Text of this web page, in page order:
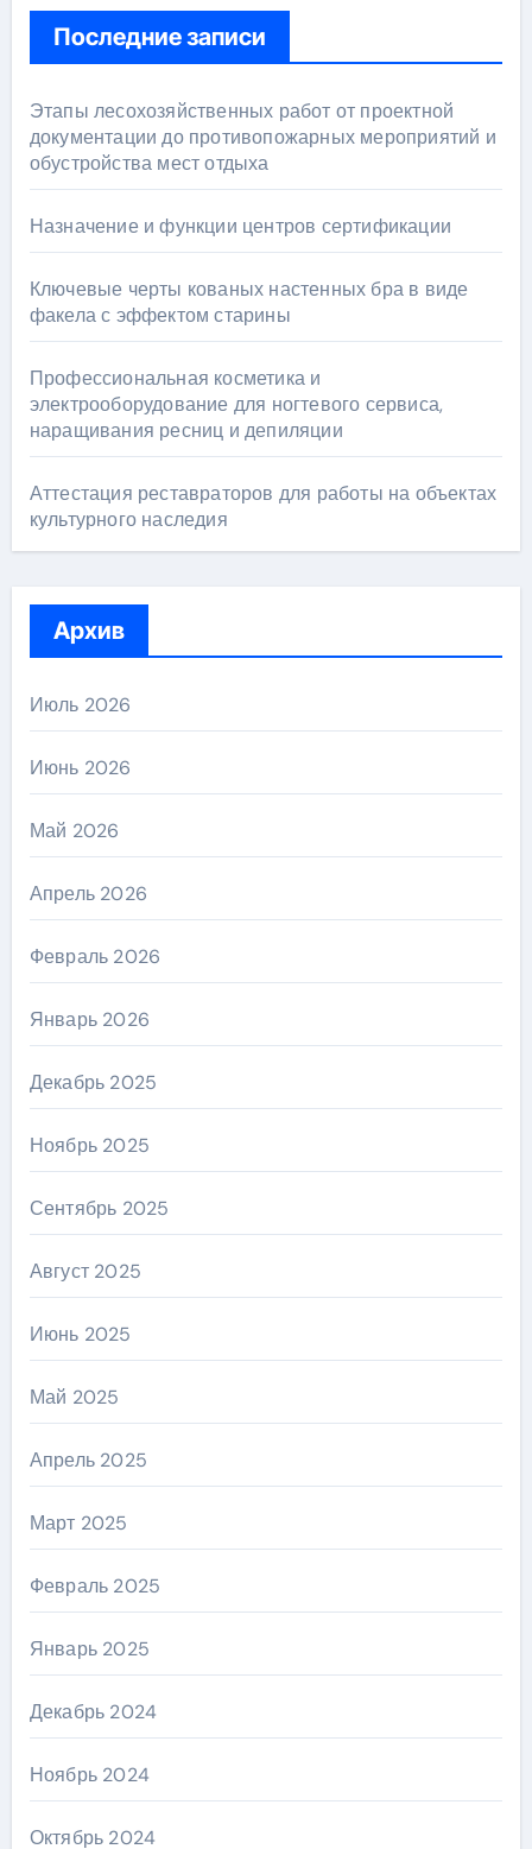
Последние записи
Этапы лесохозяйственных работ от проектной
документации до противопожарных мероприятий и
обустройства мест отдыха
Назначение и функции центров сертификации
Ключевые черты кованых настенных бра в виде
факела с эффектом старины
Профессиональная косметика и
электрооборудование для ногтевого сервиса,
наращивания ресниц и депиляции
Аттестация реставраторов для работы на объектах
культурного наследия
Архив
Июль 2026
Июнь 2026
Май 2026
Апрель 2026
Февраль 2026
Январь 2026
Декабрь 2025
Ноябрь 2025
Сентябрь 2025
Август 2025
Июнь 2025
Май 2025
Апрель 2025
Март 2025
Февраль 2025
Январь 2025
Декабрь 2024
Ноябрь 2024
Октябрь 2024